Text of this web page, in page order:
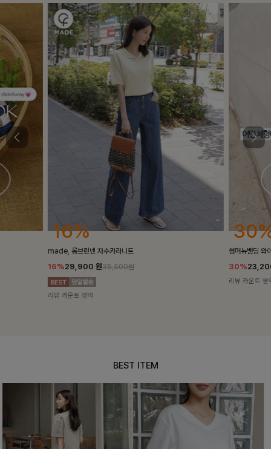
30%
썸머뉴밴딩 와이드슬랙스[S,M,L사이즈]
30%23,200원33,100원
리뷰 카운트 영역
밴스트라이프
25%
BEST ITEM